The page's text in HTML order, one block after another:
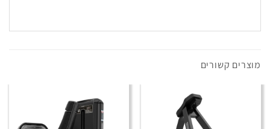
מוצרים קשורים